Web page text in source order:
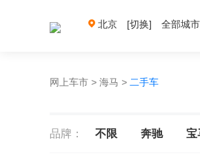
北京 [切换] 全部城
网上车市 > 海马 > 二手车
品牌： 不限 奔驰 宝